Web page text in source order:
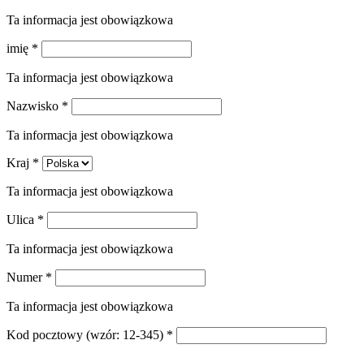
Ta informacja jest obowiązkowa
imię *
Ta informacja jest obowiązkowa
Nazwisko *
Ta informacja jest obowiązkowa
Kraj *
Ta informacja jest obowiązkowa
Ulica *
Ta informacja jest obowiązkowa
Numer *
Ta informacja jest obowiązkowa
Kod pocztowy (wzór: 12-345) *